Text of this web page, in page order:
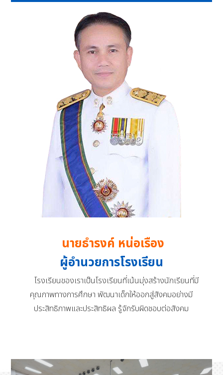
ผู้อำนวยการ
โรงเรียนจักรคำ
คณาทร จังหวัด
ลำพูน
นายธำรงค์ หน่อเรือง
ผู้อำนวยการโรงเรียน
โรงเรียนของเราเป็นโรงเรียนที่เน้นมุ่งสร้างนักเรียนที่มี
คุณภาพทางการศึกษา พัฒนาเด็กให้ออกสู่สังคมอย่างมี
ประสิทธิภาพและประสิทธิผล รู้จักรับผิดชอบต่อสังคม